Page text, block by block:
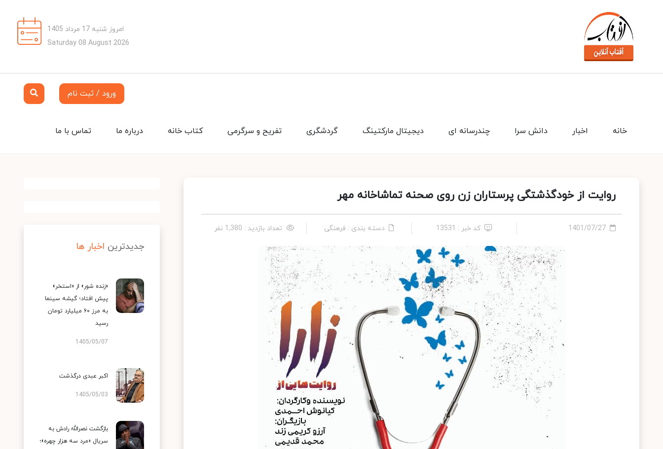
امروز شنبه 17 مرداد 1405
Saturday 08 August 2026
ورود / ثبت نام
تماس با ما درباره ما کتاب خانه تفریح و سرگرمی گردشگری دیجیتال مارکتینگ چندرسانه ای دانش سرا اخبار خانه
روایت از خودگذشتگی پرستاران زن روی صحنه تماشاخانه مهر
1401/07/27 کد خبر : 13531 دسته بندی : فرهنگی تعداد بازدید : 1,380 نفر
جدیدترین اخبار ها
«زنده شور» از «استخر»
پیش افتاد؛ گیشه سینما
به مرز ۶۰ میلیارد تومان
رسید
1405/05/07
اکبر عبدی درگذشت
1405/05/03
بازگشت نصرالله رادش به
سریال «مرد سه هزار چهره»؛